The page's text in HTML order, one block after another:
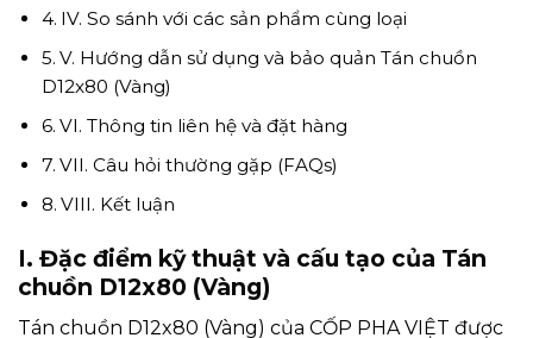
IV. So sánh với các sản phẩm cùng loại
V. Hướng dẫn sử dụng và bảo quản Tán chuồn
D12x80 (Vàng)
VI. Thông tin liên hệ và đặt hàng
VII. Câu hỏi thường gặp (FAQs)
VIII. Kết luận
I. Đặc điểm kỹ thuật và cấu tạo của Tán
chuồn D12x80 (Vàng)
Tán chuồn D12x80 (Vàng) của CỐP PHA VIỆT được